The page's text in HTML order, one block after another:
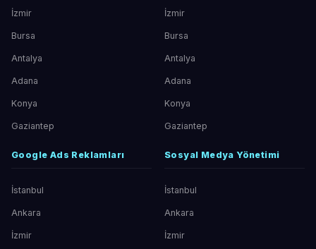
İzmir
Bursa
Antalya
Adana
Konya
Gaziantep
İzmir
Bursa
Antalya
Adana
Konya
Gaziantep
Google Ads Reklamları
İstanbul
Ankara
İzmir
Sosyal Medya Yönetimi
İstanbul
Ankara
İzmir